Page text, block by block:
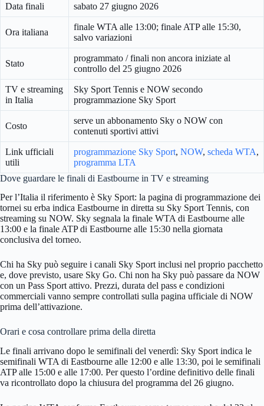
Data finali sabato 27 giugno 2026
Ora italiana
finale WTA alle 13:00; finale ATP alle 15:30,
salvo variazioni
Stato
programmato / finali non ancora iniziate al
controllo del 25 giugno 2026
TV e streaming
in Italia
Sky Sport Tennis e NOW secondo
programmazione Sky Sport
Costo
serve un abbonamento Sky o NOW con
contenuti sportivi attivi
Link ufficiali
utili
programmazione Sky Sport, NOW, scheda WTA,
programma LTA
Dove guardare le finali di Eastbourne in TV e streaming
Per l’Italia il riferimento è Sky Sport: la pagina di programmazione dei
tornei su erba indica Eastbourne in diretta su Sky Sport Tennis, con
streaming su NOW. Sky segnala la finale WTA di Eastbourne alle
13:00 e la finale ATP di Eastbourne alle 15:30 nella giornata
conclusiva del torneo.
Chi ha Sky può seguire i canali Sky Sport inclusi nel proprio pacchetto
e, dove previsto, usare Sky Go. Chi non ha Sky può passare da NOW
con un Pass Sport attivo. Prezzi, durata del pass e condizioni
commerciali vanno sempre controllati sulla pagina ufficiale di NOW
prima dell’attivazione.
Orari e cosa controllare prima della diretta
Le finali arrivano dopo le semifinali del venerdì: Sky Sport indica le
semifinali WTA di Eastbourne alle 12:00 e alle 13:30, poi le semifinali
ATP alle 15:00 e alle 17:00. Per questo l’ordine definitivo delle finali
va ricontrollato dopo la chiusura del programma del 26 giugno.